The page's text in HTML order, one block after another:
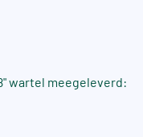
wartel meegeleverd: